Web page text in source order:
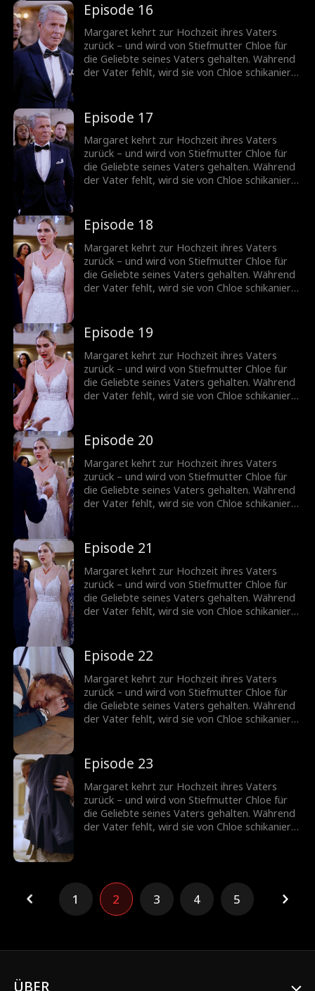
Episode 16
Margaret kehrt zur Hochzeit ihres Vaters
zurück – und wird von Stiefmutter Chloe für
die Geliebte seines Vaters gehalten. Während
der Vater fehlt, wird sie von Chloe schikaniert.
Episode 17
Margaret kehrt zur Hochzeit ihres Vaters
zurück – und wird von Stiefmutter Chloe für
die Geliebte seines Vaters gehalten. Während
der Vater fehlt, wird sie von Chloe schikaniert.
Episode 18
Margaret kehrt zur Hochzeit ihres Vaters
zurück – und wird von Stiefmutter Chloe für
die Geliebte seines Vaters gehalten. Während
der Vater fehlt, wird sie von Chloe schikaniert.
Episode 19
Margaret kehrt zur Hochzeit ihres Vaters
zurück – und wird von Stiefmutter Chloe für
die Geliebte seines Vaters gehalten. Während
der Vater fehlt, wird sie von Chloe schikaniert.
Episode 20
Margaret kehrt zur Hochzeit ihres Vaters
zurück – und wird von Stiefmutter Chloe für
die Geliebte seines Vaters gehalten. Während
der Vater fehlt, wird sie von Chloe schikaniert.
Episode 21
Margaret kehrt zur Hochzeit ihres Vaters
zurück – und wird von Stiefmutter Chloe für
die Geliebte seines Vaters gehalten. Während
der Vater fehlt, wird sie von Chloe schikaniert.
Episode 22
Margaret kehrt zur Hochzeit ihres Vaters
zurück – und wird von Stiefmutter Chloe für
die Geliebte seines Vaters gehalten. Während
der Vater fehlt, wird sie von Chloe schikaniert.
Episode 23
Margaret kehrt zur Hochzeit ihres Vaters
zurück – und wird von Stiefmutter Chloe für
die Geliebte seines Vaters gehalten. Während
der Vater fehlt, wird sie von Chloe schikaniert.
1 2 3 4 5
ÜBER